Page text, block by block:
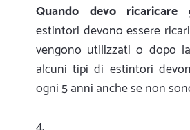
Quando devo ricaricare
estintori devono essere
vengono utilizzati o dopo
alcuni tipi di estintori
ogni 5 anni anche se non